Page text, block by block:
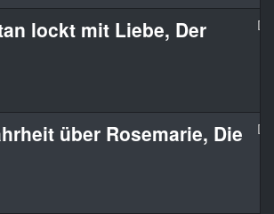
lockt mit Liebe, Der
über Rosemarie, Die